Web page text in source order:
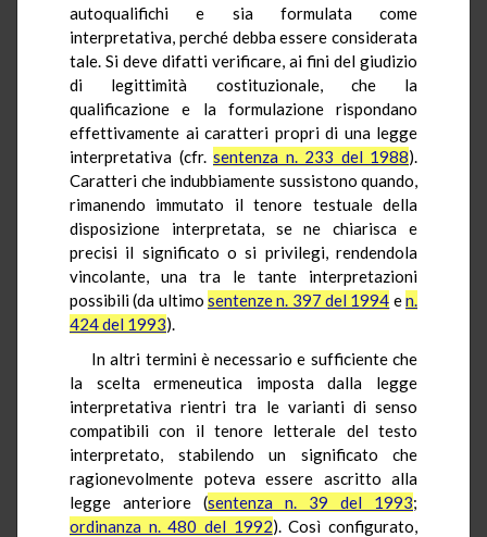
autoqualifichi e sia formulata come
interpretativa, perché debba essere considerata
tale. Si deve difatti verificare, ai fini del giudizio
di legittimità costituzionale, che la
qualificazione e la formulazione rispondano
effettivamente ai caratteri propri di una legge
interpretativa (cfr. sentenza n. 233 del 1988).
Caratteri che indubbiamente sussistono quando,
rimanendo immutato il tenore testuale della
disposizione interpretata, se ne chiarisca e
precisi il significato o si privilegi, rendendola
vincolante, una tra le tante interpretazioni
possibili (da ultimo sentenze n. 397 del 1994 en.
424 del 1993).
In altri termini è necessario e sufficiente che
la scelta ermeneutica imposta dalla legge
interpretativa rientri tra le varianti di senso
compatibili con il tenore letterale del testo
interpretato, stabilendo un significato che
ragionevolmente poteva essere ascritto alla
legge anteriore (sentenza n. 39 del 1993;
ordinanza n. 480 del 1992). Così configurato,